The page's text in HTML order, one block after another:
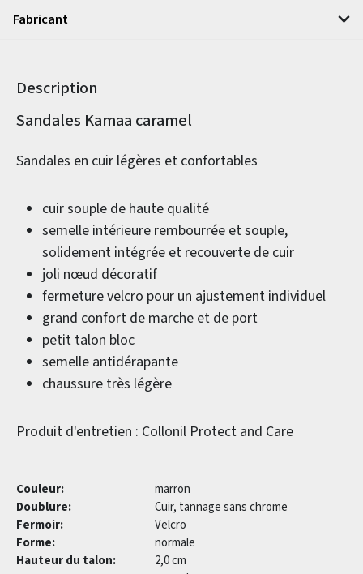
Fabricant
Description
Informations sur le produit
Sandales Kamaa caramel
Sandales en cuir légères et confortables
cuir souple de haute qualité
semelle intérieure rembourrée et souple,
solidement intégrée et recouverte de cuir
joli nœud décoratif
fermeture velcro pour un ajustement individuel
grand confort de marche et de port
petit talon bloc
semelle antidérapante
chaussure très légère
Produit d'entretien : Collonil Protect and Care
Couleur:
marron
Doublure:
Cuir, tannage sans chrome
Fermoir:
Velcro
Forme:
normale
Hauteur du talon:
2,0 cm